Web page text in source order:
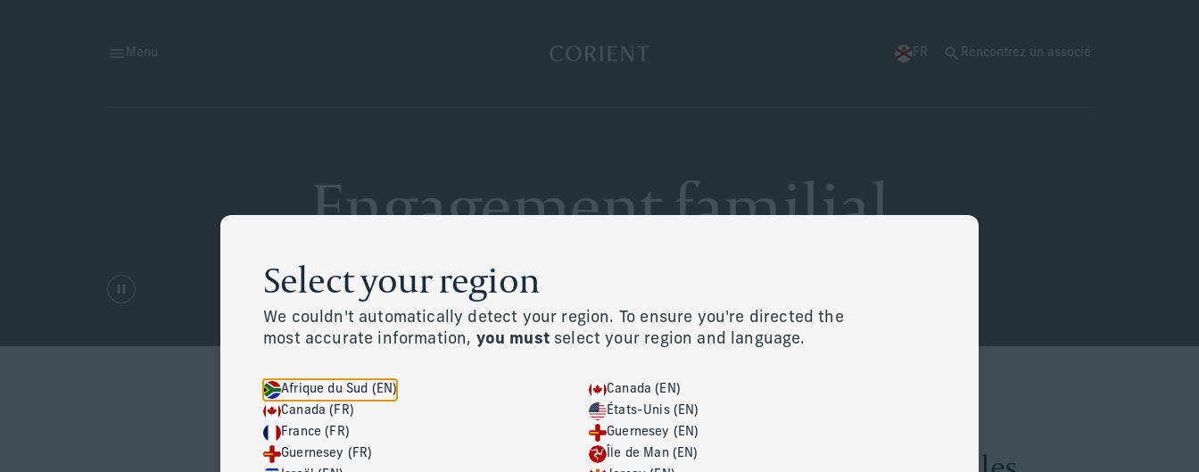
Menu Retour à la page d’accueil FR
Select your region
We couldn't automatically detect your region. To ensure you're directed the
most accurate information, you must select your region and language.
Afrique du Sud (EN)
Canada (EN)
Canada (FR)
États-Unis (EN)
France (FR)
Guernesey (EN)
Guernesey (FR)
Île de Man (EN)
Rencontrez un associé
Engagement familial